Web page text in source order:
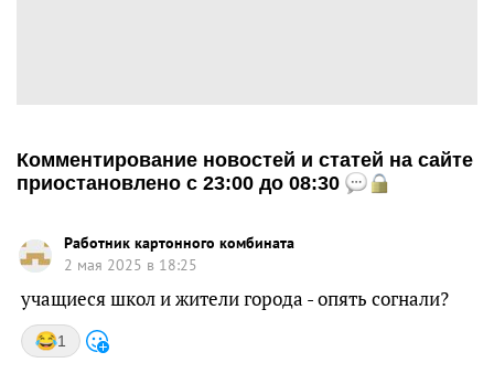
Комментирование новостей и статей на сайте
приостановлено с 23:00 до 08:30
Работник картонного комбината
2 мая 2025 в 18:25
учащиеся школ и жители города - опять согнали?
1